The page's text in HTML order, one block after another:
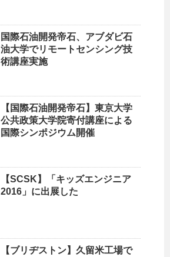
国際石油開発帝石、アブダビ石
油大学でリモートセンシング技
術講座実施
【国際石油開発帝石】東京大学
公共政策大学院寄付講座による
国際シンポジウム開催
【SCSK】「キッズエンジニア
2016」に出展した
【ブリヂストン】久留米工場で